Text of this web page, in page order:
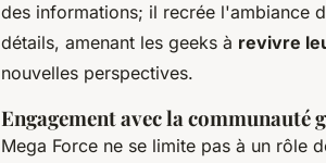
des informations; il recrée l'ambiance
détails, amenant les geeks à revivre
nouvelles perspectives.
Engagement avec la communauté
Mega Force ne se limite pas à un rôle